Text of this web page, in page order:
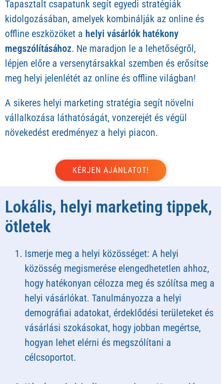
Tapasztalt csapatunk segít egyedi stratégiák
kidolgozásában, amelyek kombinálják az online és
offline eszközöket a helyi vásárlók hatékony
megszólításához. Ne maradjon le a lehetőségről,
lépjen előre a versenytársakkal szemben és erősítse
meg helyi jelenlétét az online és offline világban!
A sikeres helyi marketing stratégia segít növelni
vállalkozása láthatóságát, vonzerejét és végül
növekedést eredményez a helyi piacon.
Lokális, helyi marketing tippek,
ötletek
Ismerje meg a helyi közösséget: A helyi
közösség megismerése elengedhetetlen ahhoz,
hogy hatékonyan célozza meg és szólítsa meg a
helyi vásárlókat. Tanulmányozza a helyi
demográfiai adatokat, érdeklődési területeket és
vásárlási szokásokat, hogy jobban megértse,
hogyan lehet elérni és megszólítani a
célcsoportot.